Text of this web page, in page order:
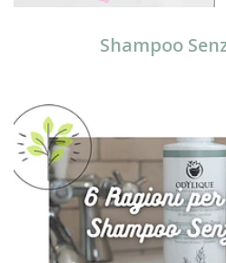
Shampoo